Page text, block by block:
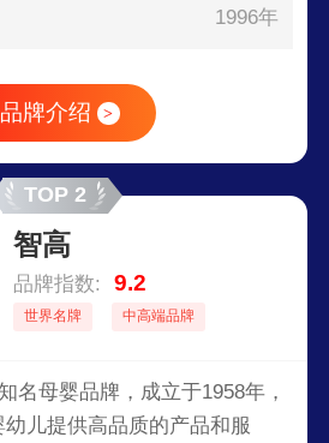
1996年
品牌介绍 >
TOP 2
智高
品牌指数: 9.2
世界名牌 中高端品牌
名母婴品牌，成立于1958年，
儿提供高品质的产品和服